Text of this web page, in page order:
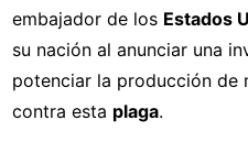
embajador de los Estados
su nación al anunciar una
potenciar la producción de
contra esta plaga.